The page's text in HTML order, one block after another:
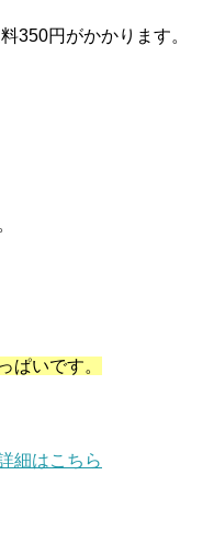
350円がかかります。
ぱいです。
細はこちら